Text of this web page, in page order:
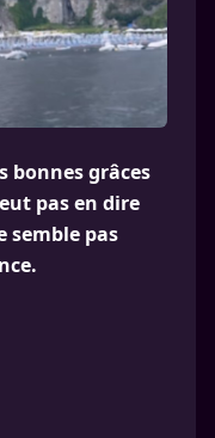
bonnes grâces
pas en dire
semble pas